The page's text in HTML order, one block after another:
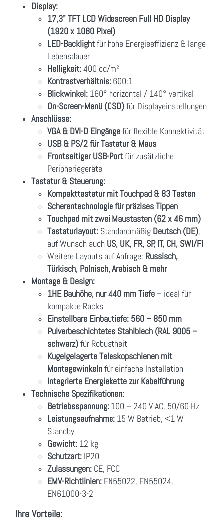
Display:
17,3" TFT LCD Widescreen Full HD Display
(1920 x 1080 Pixel)
LED-Backlightfür hohe Energieeffizienz & lange
Lebensdauer
Helligkeit:400 cd/m²
Kontrastverhältnis: 600:1
Blickwinkel: 160° horizontal / 140° vertikal
On-Screen-Menü (OSD)für Displayeinstellungen
Anschlüsse:
VGA & DVI-D Eingängefür flexible Konnektivität
USB & PS/2 für Tastatur & Maus
Frontseitiger USB-Portfür zusätzliche
Peripheriegeräte
Tastatur & Steuerung:
Kompakttastatur mit Touchpad & 83 Tasten
Scherentechnologie für präzises Tippen
Touchpad mit zwei Maustasten (62 x 46 mm)
Tastaturlayout: Standardmäßig Deutsch (DE),
auf Wunsch auch US, UK, FR, SP, IT, CH, SWI/FI
Weitere Layouts auf Anfrage: Russisch,
Türkisch, Polnisch, Arabisch & mehr
Montage & Design:
1HE Bauhöhe, nur 440 mm Tiefe – ideal für
kompakte Racks
Einstellbare Einbautiefe: 560 – 850 mm
Pulverbeschichtetes Stahlblech (RAL 9005 –
schwarz)für Robustheit
Kugelgelagerte Teleskopschienen mit
Montagewinkelnfür einfache Installation
Integrierte Energiekette zur Kabelführung
Technische Spezifikationen:
Betriebsspannung: 100 – 240 V AC, 50/60 Hz
Leistungsaufnahme: 15 W Betrieb, <1 W
Standby
Gewicht: 12 kg
Schutzart: IP20
Zulassungen: CE, FCC
EMV-Richtlinien: EN55022, EN55024,
EN61000-3-2
Ihre Vorteile: